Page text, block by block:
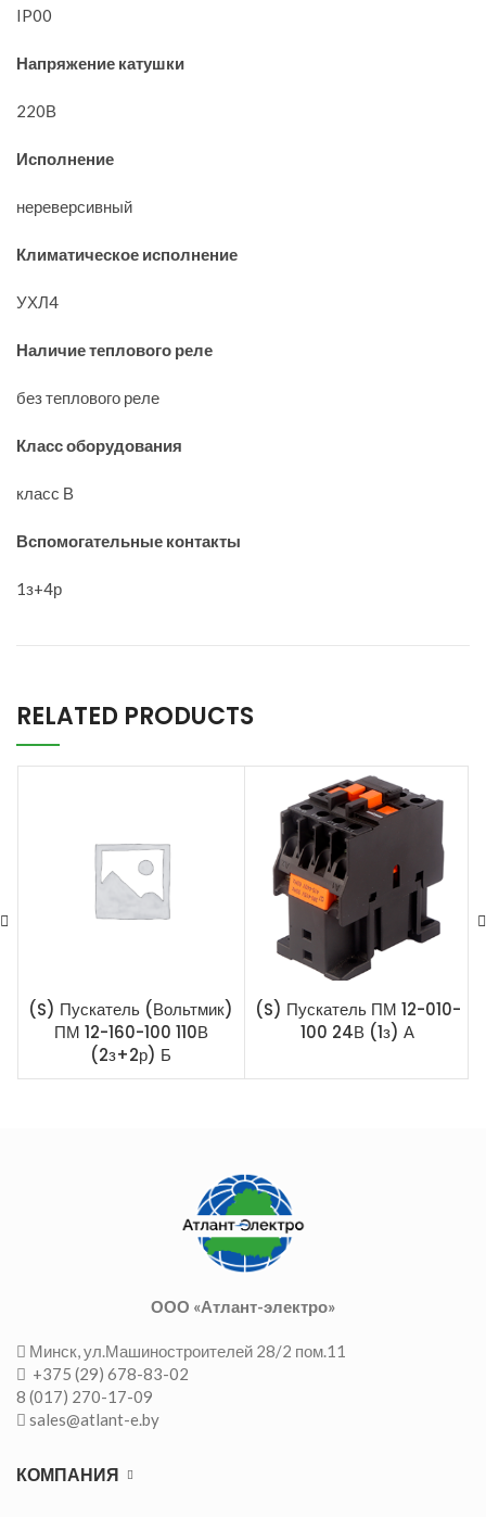
IP00
Напряжение катушки
220В
Исполнение
нереверсивный
Климатическое исполнение
УХЛ4
Наличие теплового реле
без теплового реле
Класс оборудования
класс В
Вспомогательные контакты
1з+4р
RELATED PRODUCTS
(S) Пускатель (Вольтмик)
ПМ 12-160-100 110В
(2з+2р) Б
(S) Пускатель ПМ 12-010-
100 24В (1з) А
ООО «Атлант-электро»
Минск, ул.Машиностроителей 28/2 пом.11
+375 (29) 678-83-02
8 (017) 270-17-09
sales@atlant-e.by
КОМПАНИЯ